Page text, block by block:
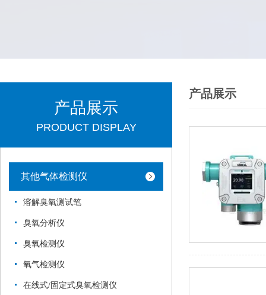
产品展示
PRODUCT DISPLAY
其他气体检测仪
溶解臭氧测试笔
臭氧分析仪
臭氧检测仪
氧气检测仪
在线式/固定式臭氧检测仪
产品展示